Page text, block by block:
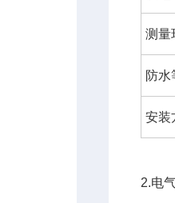
测量
防水
安装
2.电